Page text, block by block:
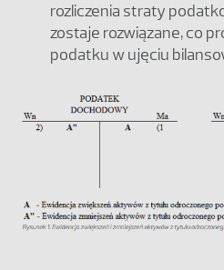
rozliczenia straty
zostaje rozwiązane, co
podatku w ujęciu